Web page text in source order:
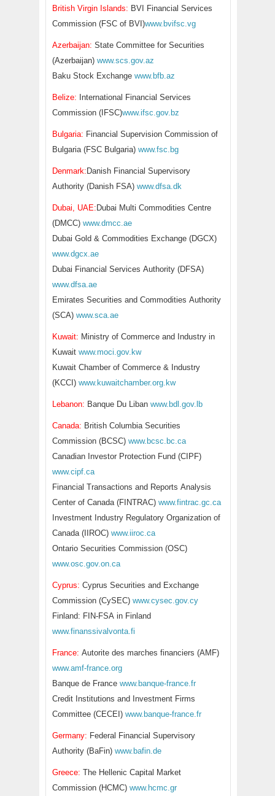
British Virgin Islands: BVI Financial Services
Commission (FSC of BVI)www.bvifsc.vg
Azerbaijan: State Committee for Securities
(Azerbaijan)www.scs.gov.az
Baku Stock Exchangewww.bfb.az
Belize: International Financial Services
Commission (IFSC)www.ifsc.gov.bz
Bulgaria: Financial Supervision Commission of
Bulgaria (FSC Bulgaria)www.fsc.bg
Denmark:Danish Financial Supervisory
Authority (Danish FSA)www.dfsa.dk
Dubai, UAE:Dubai Multi Commodities Centre
(DMCC)www.dmcc.ae
Dubai Gold & Commodities Exchange (DGCX)
www.dgcx.ae
Dubai Financial Services Authority (DFSA)
www.dfsa.ae
Emirates Securities and Commodities Authority
(SCA)www.sca.ae
Kuwait: Ministry of Commerce and Industry in
Kuwaitwww.moci.gov.kw
Kuwait Chamber of Commerce & Industry
(KCCI)www.kuwaitchamber.org.kw
Lebanon: Banque Du Libanwww.bdl.gov.lb
Canada: British Columbia Securities
Commission (BCSC)www.bcsc.bc.ca
Canadian Investor Protection Fund (CIPF)
www.cipf.ca
Financial Transactions and Reports Analysis
Center of Canada (FINTRAC)www.fintrac.gc.ca
Investment Industry Regulatory Organization of
Canada (IIROC)www.iiroc.ca
Ontario Securities Commission (OSC)
www.osc.gov.on.ca
Cyprus: Cyprus Securities and Exchange
Commission (CySEC)www.cysec.gov.cy
Finland: FIN-FSA in Finland
www.finanssivalvonta.fi
France: Autorite des marches financiers (AMF)
www.amf-france.org
Banque de Francewww.banque-france.fr
Credit Institutions and Investment Firms
Committee (CECEI)www.banque-france.fr
Germany: Federal Financial Supervisory
Authority (BaFin)www.bafin.de
Greece: The Hellenic Capital Market
Commission (HCMC)www.hcmc.gr